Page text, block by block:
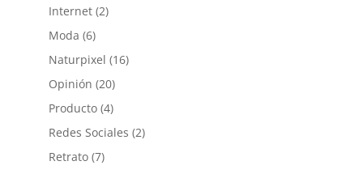
Internet(2)
Moda (6)
Naturpixel (16)
Opinión (20)
Producto(4)
Redes Sociales (2)
Retrato(7)